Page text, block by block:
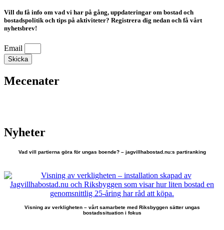
Vill du få info om vad vi har på gång, uppdateringar om bostad och
bostadspolitik och tips på aktiviteter? Registrera dig nedan och få vårt
nyhetsbrev!
Email
Skicka
Mecenater
Nyheter
Vad vill partierna göra för ungas boende? – jagvillhabostad.nu:s partiranking
Visning av verkligheten – vårt samarbete med Riksbyggen sätter ungas
bostadssituation i fokus